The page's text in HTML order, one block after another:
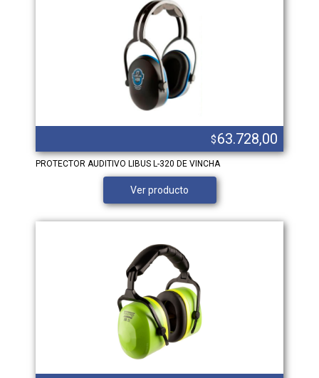
$63.728,00
PROTECTOR AUDITIVO LIBUS L-320 DE VINCHA
Ver producto